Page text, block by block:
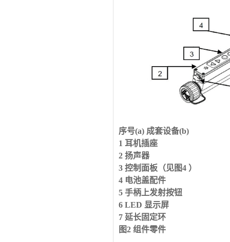
序号(a) 成套设备(b)
1 耳机插座
2 扬声器
3 控制面板（见图4 ）
4 电池盖配件
5 手柄上发射按钮
6 LED 显示屏
7 延长固定环
图2 组件零件